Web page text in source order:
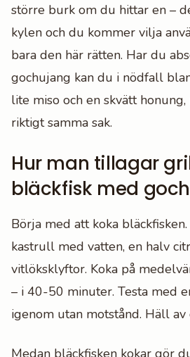
större burk om du hittar en –
kylen och du kommer vilja
bara den här rätten. Har du
gochujang kan du i nödfall
lite miso och en skvätt
riktigt samma sak.
Hur man tillagar
bläckfisk med
Börja med att koka
kastrull med vatten, en halv
vitlöksklyftor. Koka på
– i 40-50 minuter. Testa med
igenom utan motstånd. Häll av
Medan bläckfisken kokar gör